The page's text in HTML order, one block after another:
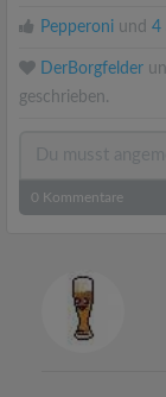
Pepperoni und 4
DerBorgfelder
geschrieben.
0 Kommentare